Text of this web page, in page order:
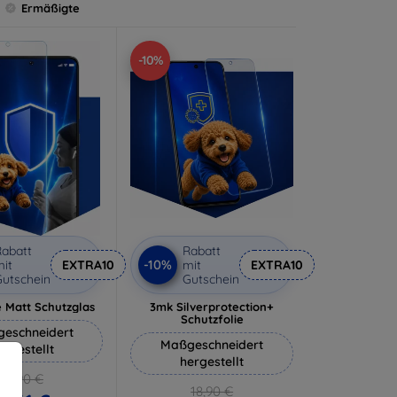
Ermäßigte
EXTRA10
Matt Schutzglas
12,90 €
-10%
-10%
Rabatt
mit
Gutschein
EXTRA10
3mk Silverprotection+
Schutzfolie
Maßgeschneidert
hergestellt
18,90 €